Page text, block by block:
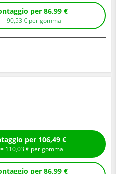
Compra senza montaggio per 86,99 €
) =90,53 € per gomma
Compra con montaggio per 106,49 €
) = 110,03€ per gomma
Compra senza montaggio per 86,99 €